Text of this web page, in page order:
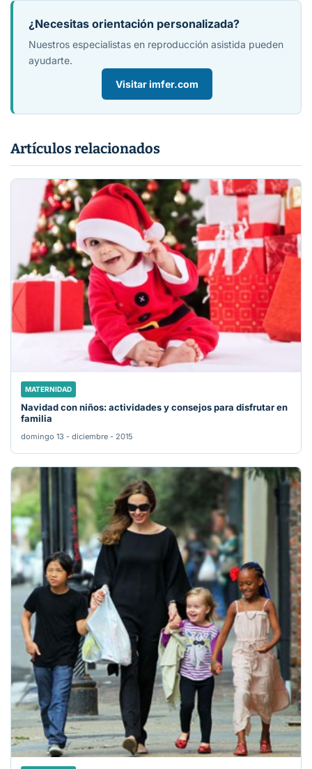
¿Necesitas orientación personalizada?
Nuestros especialistas en reproducción asistida pueden
ayudarte.
Visitar imfer.com
Artículos relacionados
MATERNIDAD
Navidad con niños: actividades y consejos para disfrutar en
familia
domingo 13 - diciembre - 2015